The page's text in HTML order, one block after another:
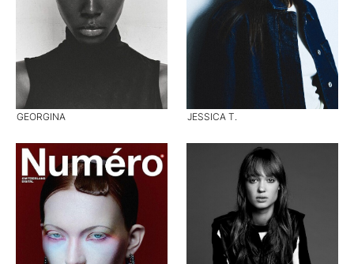
GEORGINA JESSICA T.